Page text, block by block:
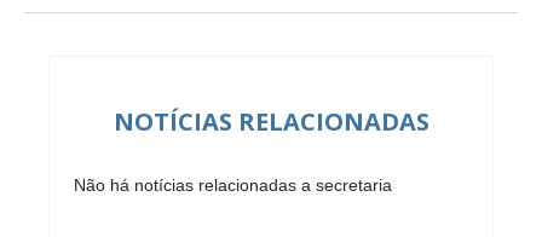
NOTÍCIAS RELACIONADAS
Não há notícias relacionadas a secretaria